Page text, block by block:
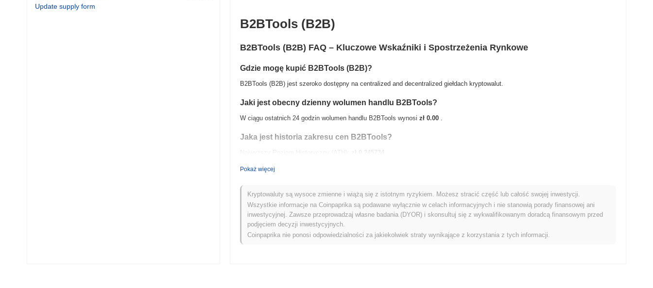
Update supply form
B2BTools (B2B)
B2BTools (B2B) FAQ – Kluczowe Wskaźniki i Spostrzeżenia Rynkowe
Gdzie mogę kupić B2BTools (B2B)?
B2BTools (B2B) jest szeroko dostępny na centralized and decentralized giełdach kryptowalut.
Jaki jest obecny dzienny wolumen handlu B2BTools?
W ciągu ostatnich 24 godzin wolumen handlu B2BTools wynosi zł 0.00 .
Jaka jest historia zakresu cen B2BTools?
Najwyższy Poziom Historyczny (ATH):
zł 0.245734
Jak B2BTools radzi sobie w porównaniu z szerszym rynkiem kryptowalut?
W ciągu ostatnich 7 dni B2BTools zyskał0.00% , osiągając gorsze wyniki niż ogólny rynek kryptowalut który odnotował wzrost o
0.00%. Wskazuje to na tymczasowe opóźnienie w akcji cenowej B2B w stosunku do szerszego impulsu rynkowego.
Pokaż więcej
Kryptowaluty są wysoce zmienne i wiążą się z istotnym ryzykiem. Możesz stracić część lub całość swojej inwestycji.
Wszystkie informacje na Coinpaprika są podawane wyłącznie w celach informacyjnych i nie stanowią porady finansowej ani
inwestycyjnej. Zawsze przeprowadzaj własne badania (DYOR) i skonsultuj się z wykwalifikowanym doradcą finansowym przed
podjęciem decyzji inwestycyjnych.
Coinpaprika nie ponosi odpowiedzialności za jakiekolwiek straty wynikające z korzystania z tych informacji.